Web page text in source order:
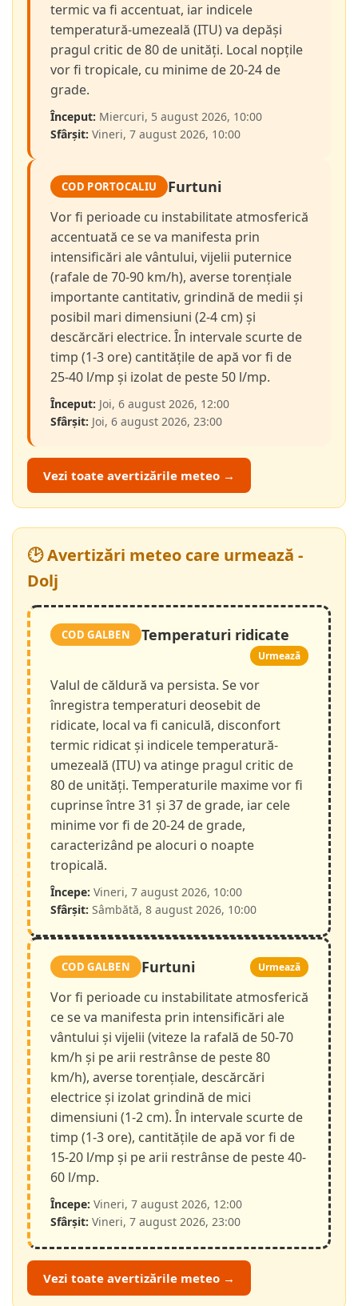
termic va fi accentuat, iar indicele
temperatură-umezeală (ITU) va depăși
pragul critic de 80 de unități. Local nopțile
vor fi tropicale, cu minime de 20-24 de
grade.
Început: Miercuri, 5 august 2026, 10:00
Sfârșit: Vineri, 7 august 2026, 10:00
COD PORTOCALIU Furtuni
Vor fi perioade cu instabilitate atmosferică
accentuată ce se va manifesta prin
intensificări ale vântului, vijelii puternice
(rafale de 70-90 km/h), averse torențiale
importante cantitativ, grindină de medii și
posibil mari dimensiuni (2-4 cm) și
descărcări electrice. În intervale scurte de
timp (1-3 ore) cantitățile de apă vor fi de
25-40 l/mp și izolat de peste 50 l/mp.
Început: Joi, 6 august 2026, 12:00
Sfârșit: Joi, 6 august 2026, 23:00
Vezi toate avertizările meteo →
🕑 Avertizări meteo care urmează -
Dolj
COD GALBEN Temperaturi ridicate
Urmează
Valul de căldură va persista. Se vor
înregistra temperaturi deosebit de
ridicate, local va fi caniculă, disconfort
termic ridicat și indicele temperatură-
umezeală (ITU) va atinge pragul critic de
80 de unități. Temperaturile maxime vor fi
cuprinse între 31 și 37 de grade, iar cele
minime vor fi de 20-24 de grade,
caracterizând pe alocuri o noapte
tropicală.
Începe: Vineri, 7 august 2026, 10:00
Sfârșit: Sâmbătă, 8 august 2026, 10:00
COD GALBEN Furtuni Urmează
Vor fi perioade cu instabilitate atmosferică
ce se va manifesta prin intensificări ale
vântului și vijelii (viteze la rafală de 50-70
km/h și pe arii restrânse de peste 80
km/h), averse torențiale, descărcări
electrice și izolat grindină de mici
dimensiuni (1-2 cm). În intervale scurte de
timp (1-3 ore), cantitățile de apă vor fi de
15-20 l/mp și pe arii restrânse de peste 40-
60 l/mp.
Începe: Vineri, 7 august 2026, 12:00
Sfârșit: Vineri, 7 august 2026, 23:00
Vezi toate avertizările meteo →